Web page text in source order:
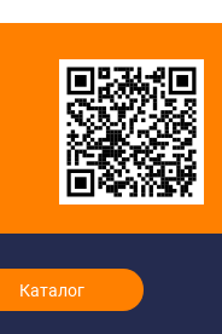
Каталог